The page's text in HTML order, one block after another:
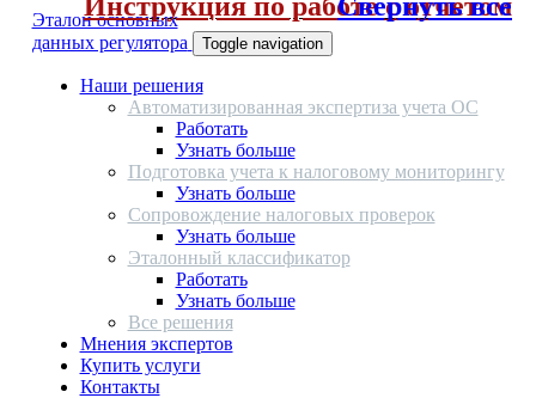
Эталон основных
данных регулятора
Toggle navigation
Наши решения
Автоматизированная экспертиза учета ОС
Работать
Узнать больше
Подготовка учета к налоговому мониторингу
Узнать больше
Сопровождение налоговых проверок
Узнать больше
Эталонный классификатор
Работать
Узнать больше
Все решения
Мнения экспертов
Купить услуги
Контакты